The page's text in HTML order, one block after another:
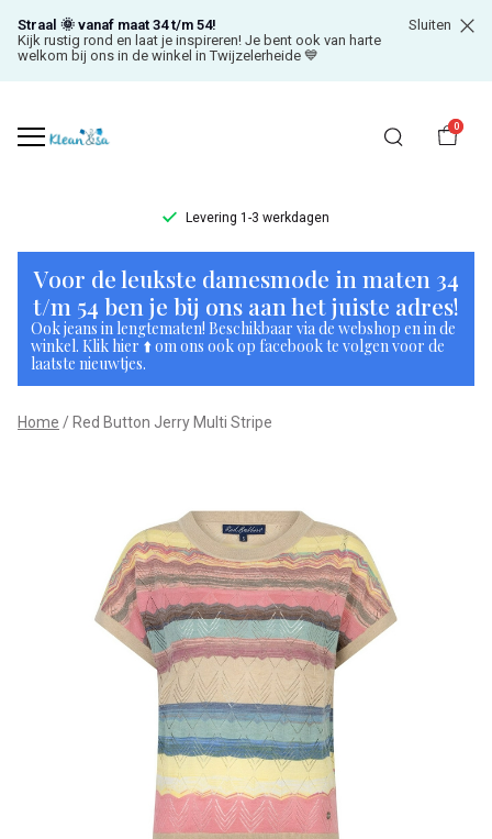
Straal 🌞 vanaf maat 34 t/m 54!
Kijk rustig rond en laat je inspireren! Je bent ook van harte
welkom bij ons in de winkel in Twijzelerheide 💙
Sluiten
0
Levering 1-3 werkdagen
Red
Button
Jerry
Multi
Stripe
Klean
Voor de leukste damesmode in maten 34
t/m 54 ben je bij ons aan het juiste adres!
Ook jeans in lengtematen! Beschikbaar via de webshop en in de
winkel. Klik hier ⬆️ om ons ook op facebook te volgen voor de
laatste nieuwtjes.
Home Red Button Jerry Multi Stripe